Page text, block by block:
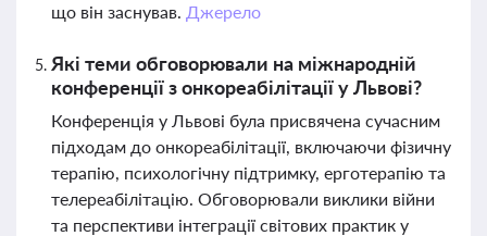
що він заснував. Джерело
Які теми обговорювали на міжнародній
конференції з онкореабілітації у Львові?
Конференція у Львові була присвячена сучасним
підходам до онкореабілітації, включаючи фізичну
терапію, психологічну підтримку, ерготерапію та
телереабілітацію. Обговорювали виклики війни
та перспективи інтеграції світових практик у